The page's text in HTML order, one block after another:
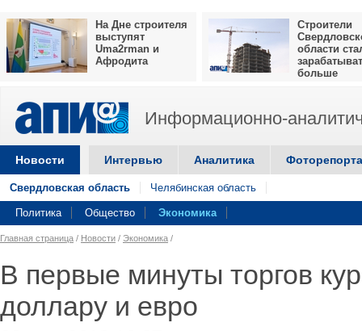
На Дне строителя
выступят
Uma2rman и
Афродита
Строители
области
больше
Информационно-
Новости Интервью Аналитика
Свердловская область Челябинская область
Политика Общество Экономика
Главная страница / Новости / Экономика /
В первые минуты торгов
доллару и евро